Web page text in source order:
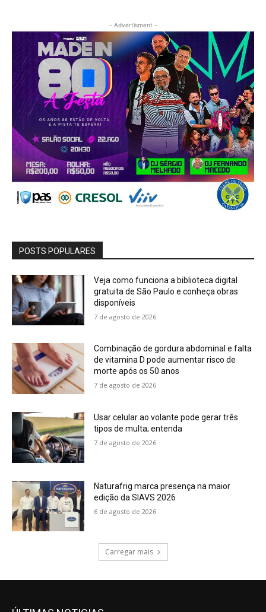
- Advertisment -
POSTS POPULARES
Veja como funciona a biblioteca digital
gratuita de São Paulo e conheça obras
disponíveis
7 de agosto de 2026
Combinação de gordura abdominal e falta
de vitamina D pode aumentar risco de
morte após os 50 anos
7 de agosto de 2026
Usar celular ao volante pode gerar três
tipos de multa; entenda
7 de agosto de 2026
Naturafrig marca presença na maior
edição da SIAVS 2026
6 de agosto de 2026
Carregar mais